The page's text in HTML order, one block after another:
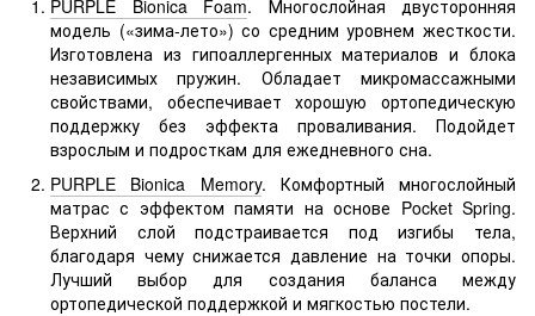
PURPLE Bionica Foam. Многослойная двусторонняя
модель («зима-лето») со средним уровнем жесткости.
Изготовлена из гипоаллергенных материалов и блока
независимых пружин. Обладает микромассажными
свойствами, обеспечивает хорошую ортопедическую
поддержку без эффекта проваливания. Подойдет
взрослым и подросткам для ежедневного сна.
PURPLE Bionica Memory. Комфортный многослойный
матрас с эффектом памяти на основе Pocket Spring.
Верхний слой подстраивается под изгибы тела,
благодаря чему снижается давление на точки опоры.
Лучший выбор для создания баланса между
ортопедической поддержкой и мягкостью постели.